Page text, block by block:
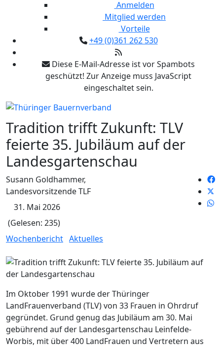
Anmelden
Mitglied werden
Vorteile
+49 (0)361 262 530
Diese E-Mail-Adresse ist vor Spambots
geschützt! Zur Anzeige muss JavaScript
eingeschaltet sein.
Tradition trifft Zukunft: TLV
feierte 35. Jubiläum auf der
Landesgartenschau
Susann Goldhammer,
Landesvorsitzende TLF
31. Mai 2026
(Gelesen: 235)
Wochenbericht Aktuelles
Im Oktober 1991 wurde der Thüringer
LandFrauenverband (TLV) von 33 Frauen in Ohrdruf
gegründet. Grund genug das Jubiläum am 30. Mai
gebührend auf der Landesgartenschau Leinfelde-
Worbis, mit über 400 LandFrauen und Vertretern aus